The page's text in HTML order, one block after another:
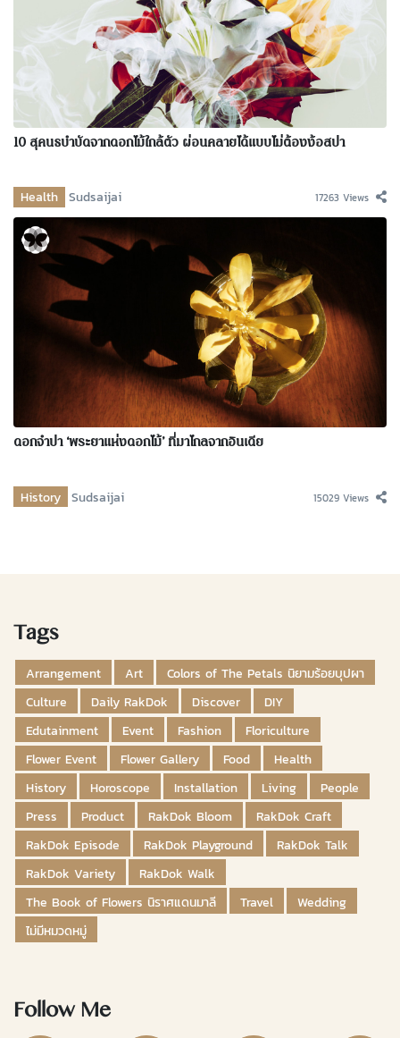
10 สุคนธบำบัดจากดอกไม้ใกล้ตัว ผ่อนคลายได้แบบไม่ต้องง้อสปา
Health Sudsaijai 17263 Views
ดอกจำปา ‘พระยาแห่งดอกไม้’ ที่มาไกลจากอินเดีย
History Sudsaijai 15029 Views
Tags
Arrangement Art
Colors of The Petals นิยามร้อยบุปผา
Culture
Daily RakDok Discover
DIY
Edutainment
Event Fashion
Floriculture
Flower Event
Flower Gallery Food
Health
History
Horoscope Installation Living
People
Press
Product RakDok Bloom
RakDok Craft
RakDok Episode
RakDok Playground
RakDok Talk
RakDok Variety
RakDok Walk
The Book of Flowers นิราศแดนมาลี
Travel
Wedding
ไม่มีหมวดหมู่
Follow Me